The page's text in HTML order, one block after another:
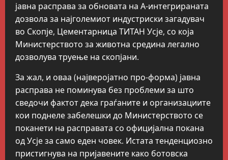
јавна расправа за обновата на А-интегрираната
дозвола за најголемиот индустриски загадувач
во Скопје, Цементарница ТИТАН Усје, со која
Министерството за животна средина легално
дозволува труење на скопјани.
За жал, и оваа (најверојатно про-форма) јавна
расправа не поминува без проблеми за што
сведочи фактот дека граѓаните и организациите
кои поднеле забелешки до Министерството се
поканети на расправата со официјална покана
од Усје за само еден човек. Истата тенденциозно
пристигнува на пријавените како ботовска